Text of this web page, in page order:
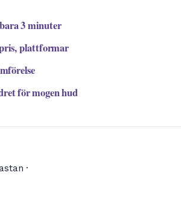
3 minuter
plattformar
för mogen hud
·